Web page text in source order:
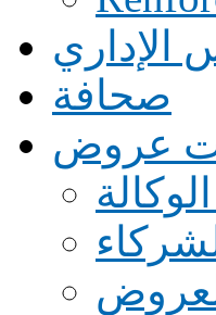
الإداري
صحافة
عروض